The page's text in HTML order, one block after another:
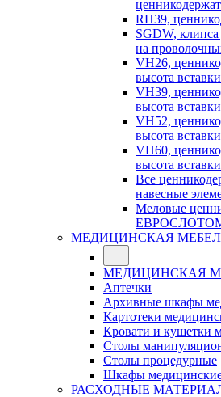
RH39,
SGDW,
на
VH26,
высота
VH39,
высота
VH52,
высота
VH60,
высота
Все
навесные
Меловые
МЕДИЦИНСКАЯ
МЕДИЦИНСКАЯ
Аптечки
Архивные шкафы
Картотеки
Кровати и кушетки
Столы
Столы процедурные
Шкафы
РАСХОДНЫЕ